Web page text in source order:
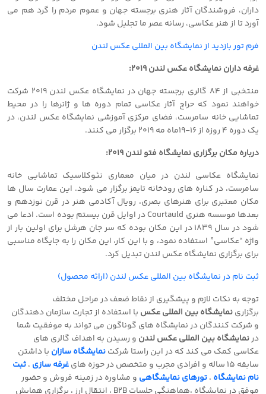
داران، فروشندگان آثار هنری برجسته جهان و عموم مردم را گرد هم می
آورد تا از هنر عکاسی، رسانه عصر ما تجلیل شود.
فرم تور بازدید از نمایشگاه بین المللی عکس لندن
غرفه داران نمایشگاه عکس لندن 2019:
منتخبی از ٨٤ گالری برجسته جهان در نمایشگاه عکس لندن 2019 شرکت
خواهند نمود که حراج آثار عکاسی تمام دوره ها و ژانرها را در محیط
تماشایی خانه سامرست، فضای مرکزی آموزشی نمایشگاه عکس لندن، در
یک دوره ٤ روزه از 16-19ماه مه 2019 برگزار می کنند.
درباره مکان برگزاری نمایشگاه فتو لندن 2019:
نمایشگاه عکاسی لندن در میان معماری نئوکلاسیک تماشایی خانه
سامرست، در کناره های رودخانه تایمز برگزار می شود. این عمارت سال ها
مکان معتبری برای هنرهای بصری، رویال آکادمی هنر در قرن نوزدهم و
بعدها موسسه هنری Courtauld در اوایل قرن بیستم بوده است. ادعا می
شود در سال ١٨٣٩ در این مکان بوده که سر جان هرشل برای اولین بار از
واژه “عکاسی” استفاده نمود، و با این کار، این مکان را به جایگاه مناسبی
برای برگزاری نمایشگاه عکس لندن تبدیل کرد.
ثبت نام در نمایشگاه بین المللی عکس لندن (ارائه محصول)
توجه به نکات لازم و پیشگیری از نقاط ضعف در مراحل مختلف
برگزارینمایشگاه بین المللی عکس با استفاده از تجارت سازمان دهندگان
و شرکت کنندگان در نمایشگاه های گوناگون می تواند به موفقیت شما
درنمایشگاه بین المللی عکس لندن و رسیدن به اهداف گالری های
عکاسی کمک می کند که در این راستا شرکتنمایشگاه سازان با داشتن
سابقه 15 ساله و افرادی مجرب و متخصص در حوزه های
غرفه سازی ،ثبت
نام نمایشگاه ،تورهای نمایشگاهی و مشاوره در زمینه فروش و حضور
موفق در نمایشگاه ،هماهنگی جلسات
، انتقال ارز ، برگزاری همایش